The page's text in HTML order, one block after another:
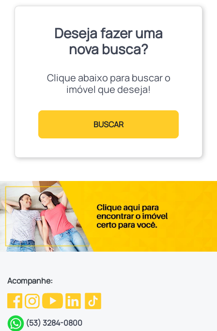
Deseja fazer uma
nova busca?
Clique abaixo para buscar o
imóvel que deseja!
BUSCAR
Acompanhe:
(53) 3284-0800